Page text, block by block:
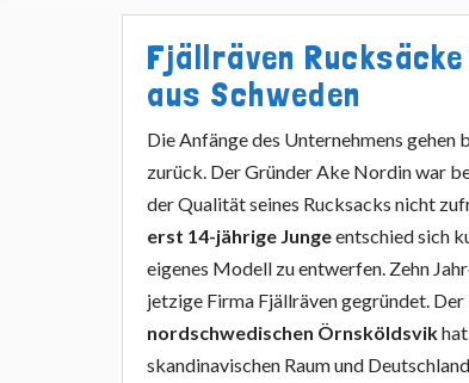
Fjällräven
aus Schweden
Die Anfänge des Unternehmens gehen
zurück. Der Gründer Ake Nordin war
der Qualität seines Rucksacks nicht
erst 14-jährige Jungeentschied sich
eigenes Modell zu entwerfen. Zehn
jetzige Firma Fjällräven gegründet. Der
nordschwedischen Örnsköldsvik
skandinavischen Raum und